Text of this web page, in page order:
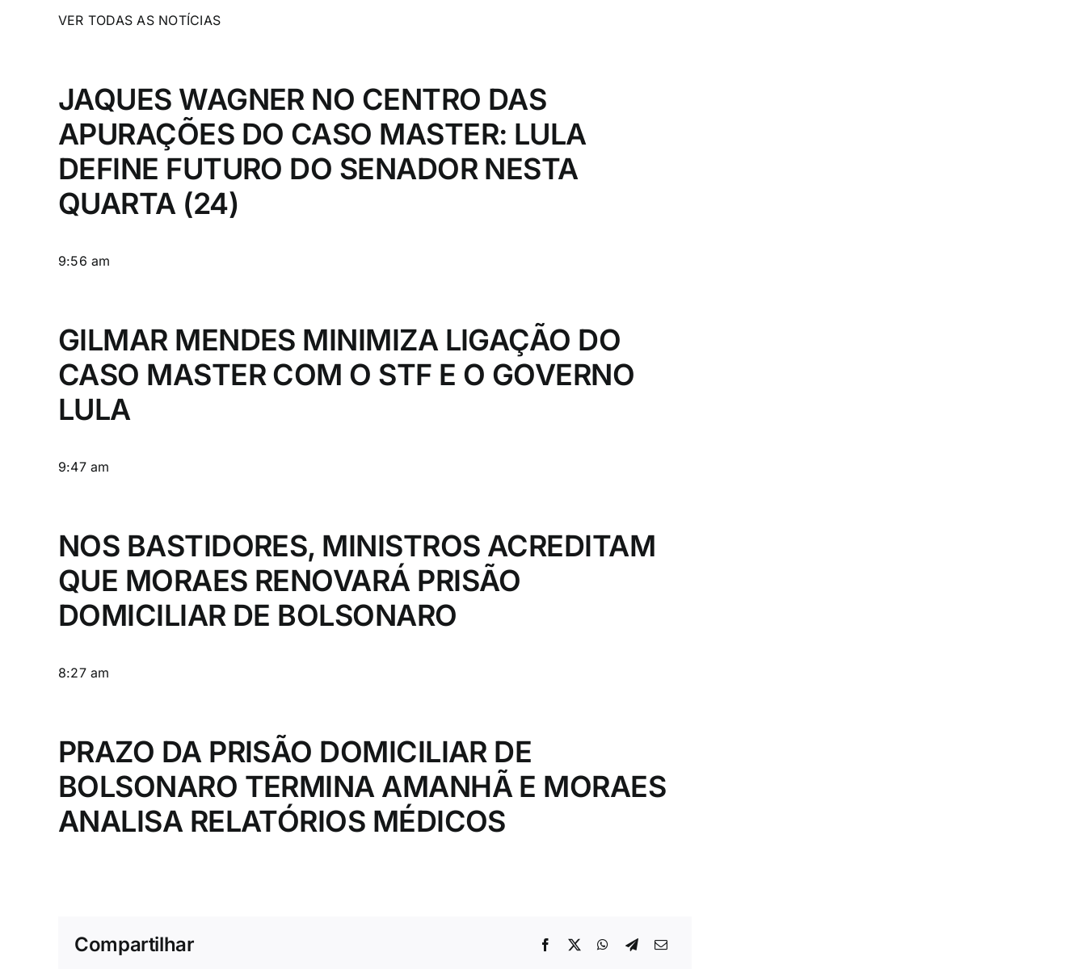
VER TODAS AS NOTÍCIAS
JAQUES WAGNER NO CENTRO DAS
APURAÇÕES DO CASO MASTER: LULA
DEFINE FUTURO DO SENADOR NESTA
QUARTA (24)
9:56 am
GILMAR MENDES MINIMIZA LIGAÇÃO DO
CASO MASTER COM O STF E O GOVERNO
LULA
9:47 am
NOS BASTIDORES, MINISTROS ACREDITAM
QUE MORAES RENOVARÁ PRISÃO
DOMICILIAR DE BOLSONARO
8:27 am
PRAZO DA PRISÃO DOMICILIAR DE
BOLSONARO TERMINA AMANHÃ E MORAES
ANALISA RELATÓRIOS MÉDICOS
Compartilhar